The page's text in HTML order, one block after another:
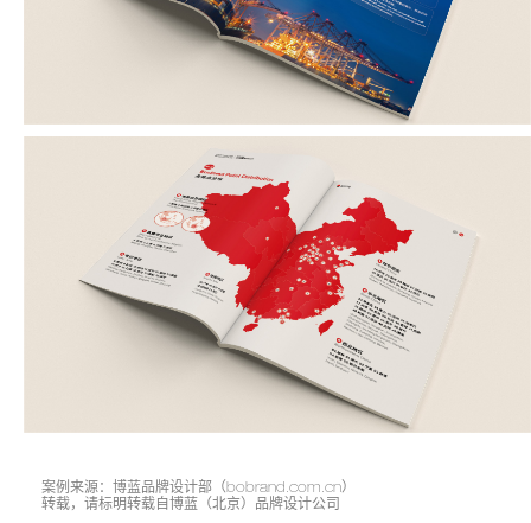
案例来源：博蓝品牌设计部（bobrand.com.cn）
转载，请标明转载自博蓝（北京）品牌设计公司